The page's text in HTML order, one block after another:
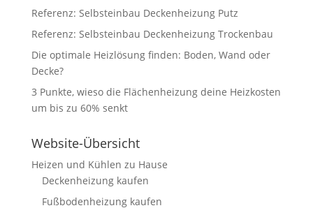
Referenz: Selbsteinbau Deckenheizung Putz
Referenz: Selbsteinbau Deckenheizung Trockenbau
Die optimale Heizlösung finden: Boden, Wand oder
Decke?
3 Punkte, wieso die Flächenheizung deine Heizkosten
um bis zu 60% senkt
Website-Übersicht
Heizen und Kühlen zu Hause
Deckenheizung kaufen
Fußbodenheizung kaufen